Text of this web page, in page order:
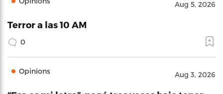
Aug 5, 2026
Terror a las 10 AM
0
Opinions Aug 3, 2026